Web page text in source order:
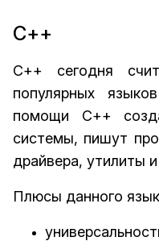
С++
С++ сегодня
популярных
помощи С++
системы, пишут
драйвера, утилиты
Плюсы данного